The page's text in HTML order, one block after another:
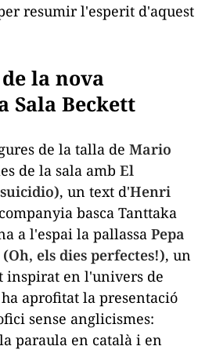
resumir l'esperit d'aquest
la nova
Sala Beckett
de la talla de Mario
de la sala amb El
, un text d'Henri
basca Tanttaka
a l'espai la pallassa Pepa
els dies perfectes!), un
inspirat en l'univers de
aprofitat la presentació
sense anglicismes:
paraula en català i en